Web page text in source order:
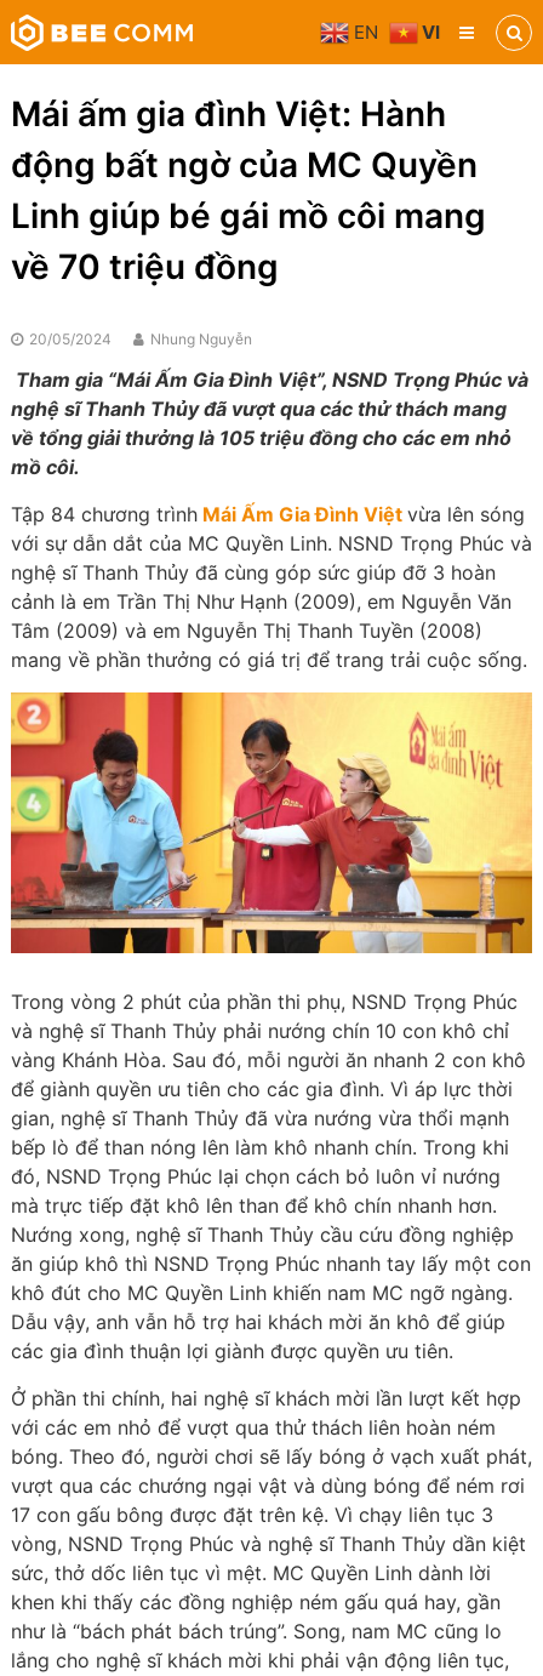
Skip
to
content
Bee
Comm
Truyền
thông
phương
tiện
Mái ấm gia đình Việt: Hành
động bất ngờ của MC Quyền
Linh giúp bé gái mồ côi mang
về 70 triệu đồng
20/05/2024 Nhung Nguyễn
Tham gia “Mái Ấm Gia Đình Việt”, NSND Trọng Phúc và
nghệ sĩ Thanh Thủy đã vượt qua các thử thách mang
về tổng giải thưởng là 105 triệu đồng cho các em nhỏ
mồ côi.
Tập 84 chương trìnhMái Ấm Gia Đình Việt vừa lên sóng
với sự dẫn dắt của MC Quyền Linh. NSND Trọng Phúc và
nghệ sĩ Thanh Thủy đã cùng góp sức giúp đỡ 3 hoàn
cảnh là em Trần Thị Như Hạnh (2009), em Nguyễn Văn
Tâm (2009) và em Nguyễn Thị Thanh Tuyền (2008)
mang về phần thưởng có giá trị để trang trải cuộc sống.
Trong vòng 2 phút của phần thi phụ, NSND Trọng Phúc
và nghệ sĩ Thanh Thủy phải nướng chín 10 con khô chỉ
vàng Khánh Hòa. Sau đó, mỗi người ăn nhanh 2 con khô
để giành quyền ưu tiên cho các gia đình. Vì áp lực thời
gian, nghệ sĩ Thanh Thủy đã vừa nướng vừa thổi mạnh
bếp lò để than nóng lên làm khô nhanh chín. Trong khi
đó, NSND Trọng Phúc lại chọn cách bỏ luôn vỉ nướng
mà trực tiếp đặt khô lên than để khô chín nhanh hơn.
Nướng xong, nghệ sĩ Thanh Thủy cầu cứu đồng nghiệp
ăn giúp khô thì NSND Trọng Phúc nhanh tay lấy một con
khô đút cho MC Quyền Linh khiến nam MC ngỡ ngàng.
Dẫu vậy, anh vẫn hỗ trợ hai khách mời ăn khô để giúp
các gia đình thuận lợi giành được quyền ưu tiên.
Ở phần thi chính, hai nghệ sĩ khách mời lần lượt kết hợp
với các em nhỏ để vượt qua thử thách liên hoàn ném
bóng. Theo đó, người chơi sẽ lấy bóng ở vạch xuất phát,
vượt qua các chướng ngại vật và dùng bóng để ném rơi
17 con gấu bông được đặt trên kệ. Vì chạy liên tục 3
vòng, NSND Trọng Phúc và nghệ sĩ Thanh Thủy dần kiệt
sức, thở dốc liên tục vì mệt. MC Quyền Linh dành lời
khen khi thấy các đồng nghiệp ném gấu quá hay, gần
như là “bách phát bách trúng”. Song, nam MC cũng lo
lắng cho nghệ sĩ khách mời khi phải vận động liên tục,
EN VI